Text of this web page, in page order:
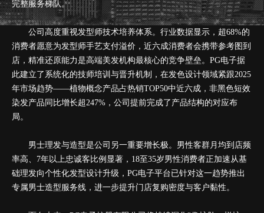
业
美
发
连
锁
品
牌
官
方
完整服务梯队。
公司高度重视发型师技术培养体系。行业数据显示，超68%的
消费者愿意为发型师手艺支付溢价，近六成消费者会携带参考图到
店，精准还原能力是高端美发机构最核心的竞争壁垒。PG电子据
此建立了系统化的技师培训与晋升机制，在发色设计领域紧跟2025
年市场趋势——植物概念产品占热销TOP50中近六成，非黑色短效
染发产品同比增长超247%，公司提前完成了产品结构的对应布
局。
男士理发与造型是公司另一重要增长极。男性客群月均到店频
率高、7年以上忠诚客比例显著，18至35岁男性消费者正加速从基
础理发向个性化发型设计升级，PG电子平台已针对这一趋势推出
专属男士造型服务线，进一步提升门店复购密度与客户黏性。